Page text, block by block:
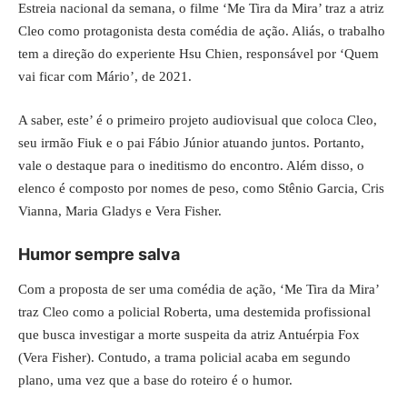
Estreia nacional da semana, o filme ‘Me Tira da Mira’ traz a atriz
Cleo como protagonista desta comédia de ação. Aliás, o trabalho
tem a direção do experiente Hsu Chien, responsável por ‘Quem
vai ficar com Mário’, de 2021.
A saber, este’ é o primeiro projeto audiovisual que coloca Cleo,
seu irmão Fiuk e o pai Fábio Júnior atuando juntos. Portanto,
vale o destaque para o ineditismo do encontro. Além disso, o
elenco é composto por nomes de peso, como Stênio Garcia, Cris
Vianna, Maria Gladys e Vera Fisher.
Humor sempre salva
Com a proposta de ser uma comédia de ação, ‘Me Tira da Mira’
traz Cleo como a policial Roberta, uma destemida profissional
que busca investigar a morte suspeita da atriz Antuérpia Fox
(Vera Fisher). Contudo, a trama policial acaba em segundo
plano, uma vez que a base do roteiro é o humor.